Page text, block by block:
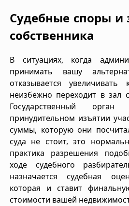
Судебные споры и
собственника
В ситуациях, когда
принимать вашу
отказывается увеличивать
неизбежно переходит в зал
Государственный
принудительном изъятии
суммы, которую они
суда не стоит, это
практика разрешения
ходе судебного
назначается судебная
которая и ставит
стоимости вашей